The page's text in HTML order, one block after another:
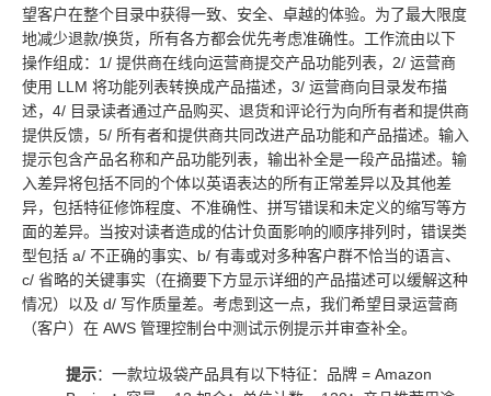
望客户在整个目录中获得一致、安全、卓越的体验。为了最大限度
地减少退款/换货，所有各方都会优先考虑准确性。工作流由以下
操作组成：1/ 提供商在线向运营商提交产品功能列表，2/ 运营商
使用 LLM 将功能列表转换成产品描述，3/ 运营商向目录发布描
述，4/ 目录读者通过产品购买、退货和评论行为向所有者和提供商
提供反馈，5/ 所有者和提供商共同改进产品功能和产品描述。输入
提示包含产品名称和产品功能列表，输出补全是一段产品描述。输
入差异将包括不同的个体以英语表达的所有正常差异以及其他差
异，包括特征修饰程度、不准确性、拼写错误和未定义的缩写等方
面的差异。当按对读者造成的估计负面影响的顺序排列时，错误类
型包括 a/ 不正确的事实、b/ 有毒或对多种客户群不恰当的语言、
c/ 省略的关键事实（在摘要下方显示详细的产品描述可以缓解这种
情况）以及 d/ 写作质量差。考虑到这一点，我们希望目录运营商
（客户）在 AWS 管理控制台中测试示例提示并审查补全。
提示：一款垃圾袋产品具有以下特征：品牌 = Amazon